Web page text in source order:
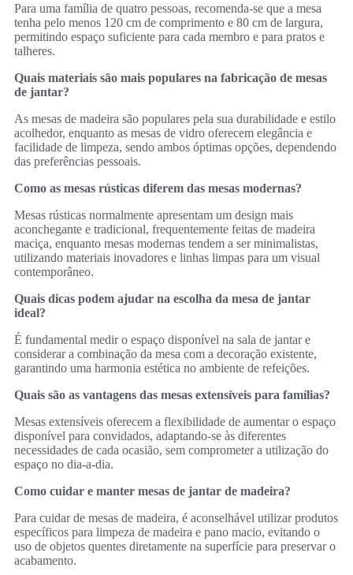
Para uma família de quatro pessoas, recomenda-se que a mesa
tenha pelo menos 120 cm de comprimento e 80 cm de largura,
permitindo espaço suficiente para cada membro e para pratos e
talheres.
Quais materiais são mais populares na fabricação de mesas
de jantar?
As mesas de madeira são populares pela sua durabilidade e estilo
acolhedor, enquanto as mesas de vidro oferecem elegância e
facilidade de limpeza, sendo ambos óptimas opções, dependendo
das preferências pessoais.
Como as mesas rústicas diferem das mesas modernas?
Mesas rústicas normalmente apresentam um design mais
aconchegante e tradicional, frequentemente feitas de madeira
maciça, enquanto mesas modernas tendem a ser minimalistas,
utilizando materiais inovadores e linhas limpas para um visual
contemporâneo.
Quais dicas podem ajudar na escolha da mesa de jantar
ideal?
É fundamental medir o espaço disponível na sala de jantar e
considerar a combinação da mesa com a decoração existente,
garantindo uma harmonia estética no ambiente de refeições.
Quais são as vantagens das mesas extensíveis para famílias?
Mesas extensíveis oferecem a flexibilidade de aumentar o espaço
disponível para convidados, adaptando-se às diferentes
necessidades de cada ocasião, sem comprometer a utilização do
espaço no dia-a-dia.
Como cuidar e manter mesas de jantar de madeira?
Para cuidar de mesas de madeira, é aconselhável utilizar produtos
específicos para limpeza de madeira e pano macio, evitando o
uso de objetos quentes diretamente na superfície para preservar o
acabamento.